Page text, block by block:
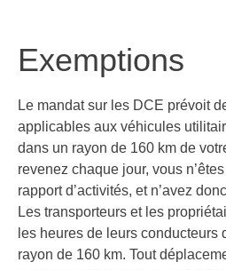
Exemptions
Le mandat sur les DCE prévoit
applicables aux véhicules
dans un rayon de 160 km de
revenez chaque jour, vous
rapport d’activités, et n’avez
Les transporteurs et les
les heures de leurs conducteurs
rayon de 160 km. Tout